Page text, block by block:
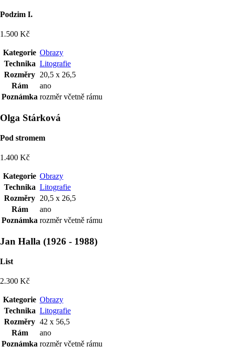
Podzim I.
1.500 Kč
Kategorie Obrazy
Technika Litografie
Rozměry 20,5 x 26,5
Rám
ano
Poznámka rozměr včetně rámu
Olga Stárková
Pod stromem
1.400 Kč
Kategorie Obrazy
Technika Litografie
Rozměry 20,5 x 26,5
Rám
ano
Poznámka rozměr včetně rámu
Jan Halla (1926 - 1988)
List
2.300 Kč
Kategorie Obrazy
Technika Litografie
Rozměry 42 x 56,5
Rám
ano
Poznámka rozměr včetně rámu